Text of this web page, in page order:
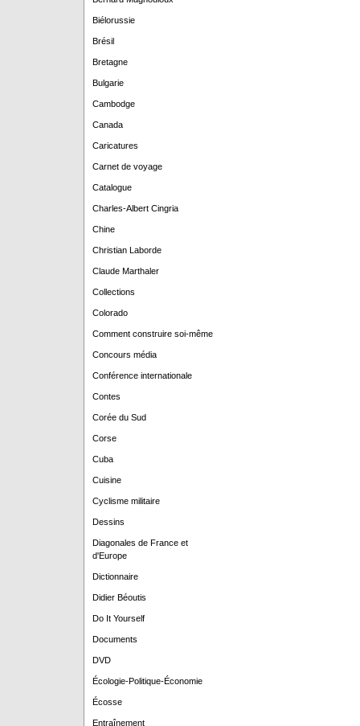
Biélorussie
Brésil
Bretagne
Bulgarie
Cambodge
Canada
Caricatures
Carnet de voyage
Catalogue
Charles-Albert Cingria
Chine
Christian Laborde
Claude Marthaler
Collections
Colorado
Comment construire soi-même
Concours média
Conférence internationale
Contes
Corée du Sud
Corse
Cuba
Cuisine
Cyclisme militaire
Dessins
Diagonales de France et
d'Europe
Dictionnaire
Didier Béoutis
Do It Yourself
Documents
DVD
Écologie-Politique-Économie
Écosse
Entraînement